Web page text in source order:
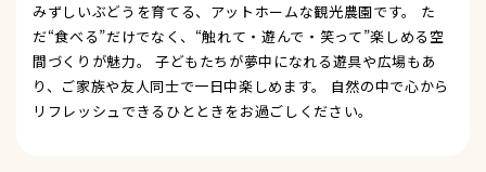
みずしいぶどうを育てる、アットホームな観光農園です。 た
だ“食べる”だけでなく、“触れて・遊んで・笑って”楽しめる空
間づくりが魅力。 子どもたちが夢中になれる遊具や広場もあ
り、ご家族や友人同士で一日中楽しめます。 自然の中で心から
リフレッシュできるひとときをお過ごしください。